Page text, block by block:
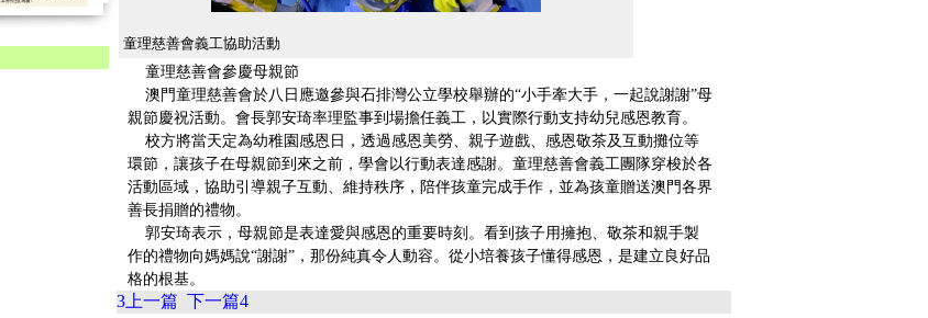
童理慈善會義工協助活動
童理慈善會參慶母親節
澳門童理慈善會於八日應邀參與石排灣公立學校舉辦的“小手牽大手，一起說謝謝”母
親節慶祝活動。會長郭安琦率理監事到場擔任義工，以實際行動支持幼兒感恩教育。
校方將當天定為幼稚園感恩日，透過感恩美勞、親子遊戲、感恩敬茶及互動攤位等
環節，讓孩子在母親節到來之前，學會以行動表達感謝。童理慈善會義工團隊穿梭於各
活動區域，協助引導親子互動、維持秩序，陪伴孩童完成手作，並為孩童贈送澳門各界
善長捐贈的禮物。
郭安琦表示，母親節是表達愛與感恩的重要時刻。看到孩子用擁抱、敬茶和親手製
作的禮物向媽媽說“謝謝”，那份純真令人動容。從小培養孩子懂得感恩，是建立良好品
格的根基。
3 上一篇 下一篇4